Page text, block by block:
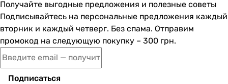
Получайте выгодные предложения и полезные советы
Подписывайтесь на персональные предложения каждый
вторник и каждый четверг. Без спама. Отправим
промокод на следующую покупку – 300 грн.
Подписаться